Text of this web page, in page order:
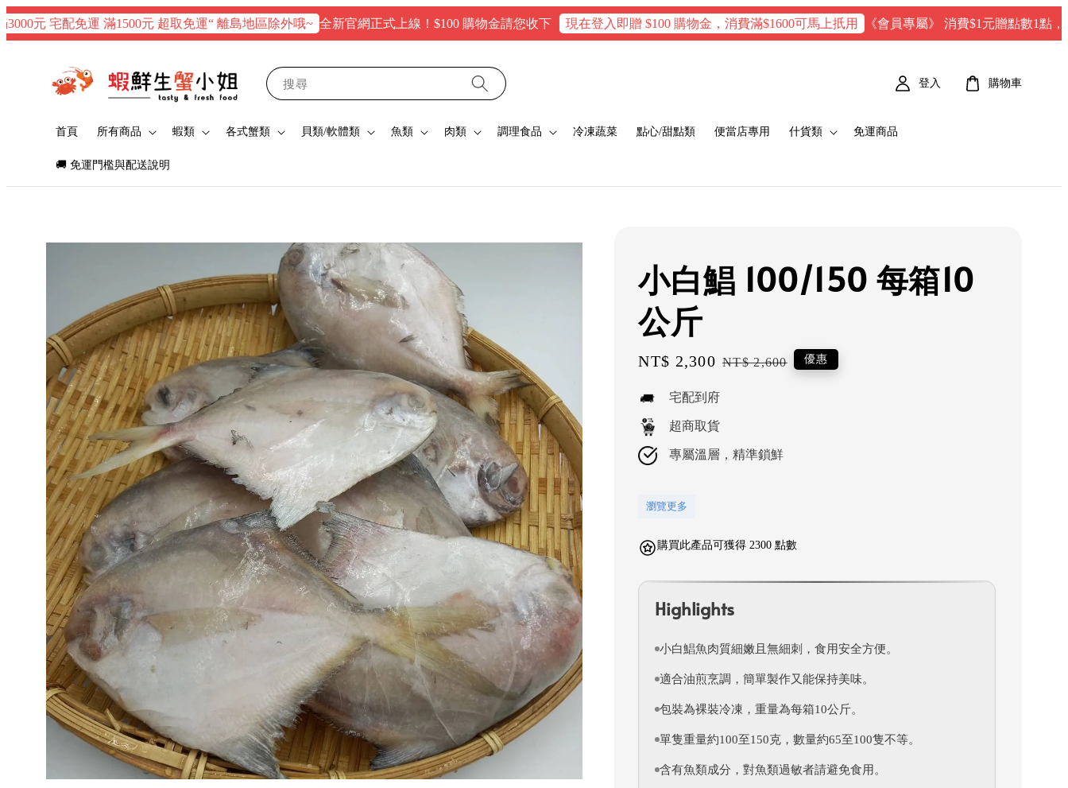
宅配免運 滿1500元 超取免運“ 離島地區除外哦~ 全新官網正式上線！$100 購物金請您收下 現在登入即贈 $100 購物金，消費滿$1600可馬上扺用 《會員專屬》 消費$1元贈點數1點，每100
搜尋
首頁 所有商品 蝦類 各式蟹類 貝類/軟體類 魚類 肉類 調理食品 冷凍蔬菜 點心/甜點類 便當店專用 什貨類 免運商品
🚚 免運門檻與配送說明
登入 購物車
小白鯧 100/150 每箱10
公斤
Sale
NT$ 2,300 Regular
NT$ 2,600 優惠
宅配到府
超商取貨
專屬溫層，精準鎖鮮
瀏覽更多
購買此產品可獲得 2300 點數
Highlights
小白鯧魚肉質細嫩且無細刺，食用安全方便。
適合油煎烹調，簡單製作又能保持美味。
包裝為裸裝冷凍，重量為每箱10公斤。
單隻重量約100至150克，數量約65至100隻不等。
含有魚類成分，對魚類過敏者請避免食用。